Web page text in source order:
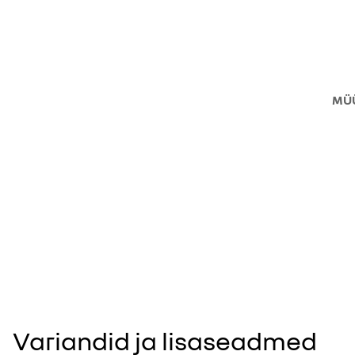
Variandid ja lisaseadmed